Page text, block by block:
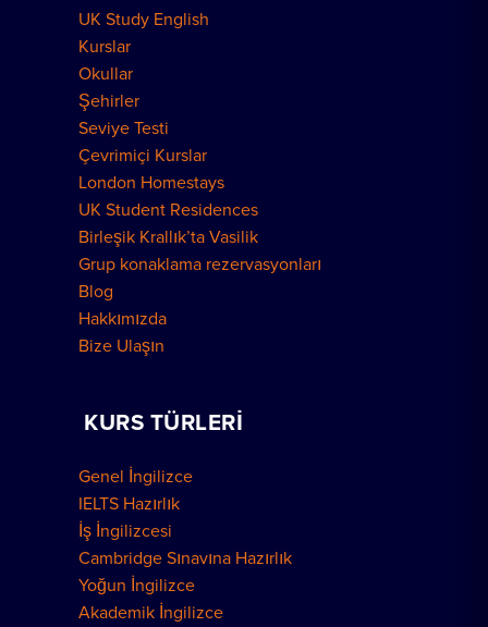
Londra Konutları
UK Study English
Kurslar
Okullar
Şehirler
Seviye Testi
Çevrimiçi Kurslar
London Homestays
UK Student Residences
Birleşik Krallık’ta Vasilik
Grup konaklama rezervasyonları
Blog
Hakkımızda
Bize Ulaşın
KURS TÜRLERI
Genel İngilizce
IELTS Hazırlık
İş İngilizcesi
Cambridge Sınavına Hazırlık
Yoğun İngilizce
Akademik İngilizce